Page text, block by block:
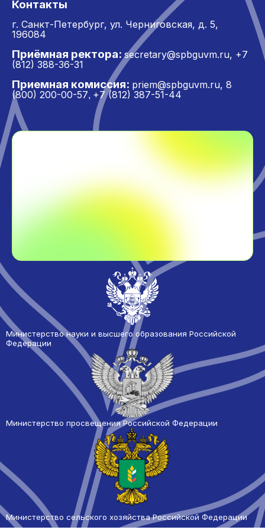
Контакты
г. Санкт-Петербург, ул. Черниговская, д. 5,
196084
Приёмная ректора: secretary@spbguvm.ru, +7
(812) 388-36-31
Приемная комиссия: priem@spbguvm.ru, 8
(800) 200-00-57, +7 (812) 387-51-44
Министерство науки и высшего образования Российской
Федерации
Министерство просвещения Российской Федерации
Министерство сельского хозяйства Российской Федерации